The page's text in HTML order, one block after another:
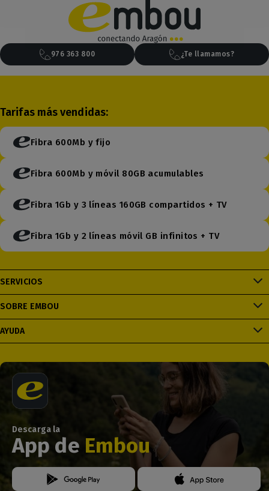
976 363 800 ¿Te llamamos?
Tarifas más vendidas:
Fibra 600Mb y fijo
Fibra 600Mb y móvil 80GB acumulables
Fibra 1Gb y 3 líneas 160GB compartidos + TV
Fibra 1Gb y 2 líneas móvil GB infinitos + TV
SERVICIOS
SOBRE EMBOU
AYUDA
Descarga la
App de Embou